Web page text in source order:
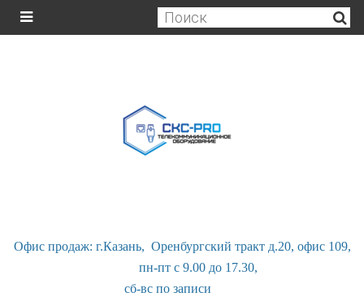
Офис продаж: г.Казань, Оренбургский тракт д.20, офис 109,
пн-пт с 9.00 до 17.30,
сб-вс по записи